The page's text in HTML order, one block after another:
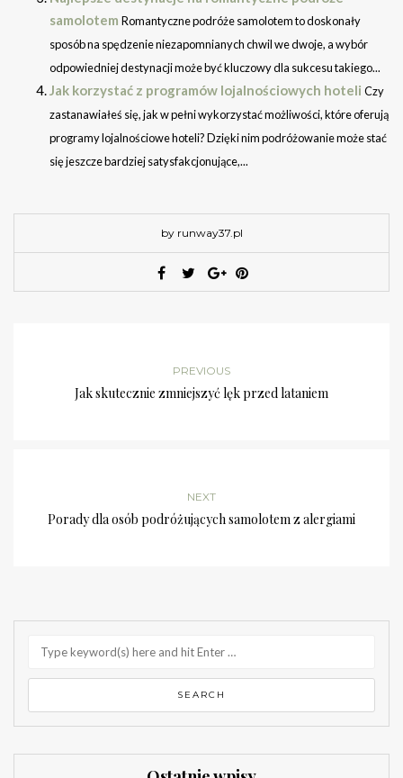
samolotem Romantyczne podróże samolotem to doskonały
sposób na spędzenie niezapomnianych chwil we dwoje, a wybór
odpowiedniej destynacji może być kluczowy dla sukcesu takiego...
Jak korzystać z programów lojalnościowych hoteli Czy
zastanawiałeś się, jak w pełni wykorzystać możliwości, które oferują
programy lojalnościowe hoteli? Dzięki nim podróżowanie może stać
się jeszcze bardziej satysfakcjonujące,...
by runway37.pl
PREVIOUS
Jak skutecznie zmniejszyć lęk przed lataniem
NEXT
Porady dla osób podróżujących samolotem z alergiami